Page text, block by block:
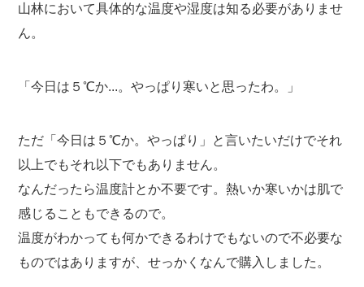
山林において具体的な温度や湿度は知る必要がありませ
ん。
「今日は５℃か...。やっぱり寒いと思ったわ。」
ただ「今日は５℃か。やっぱり」と言いたいだけでそれ
以上でもそれ以下でもありません。
なんだったら温度計とか不要です。熱いか寒いかは肌で
感じることもできるので。
温度がわかっても何かできるわけでもないので不必要な
ものではありますが、せっかくなんで購入しました。